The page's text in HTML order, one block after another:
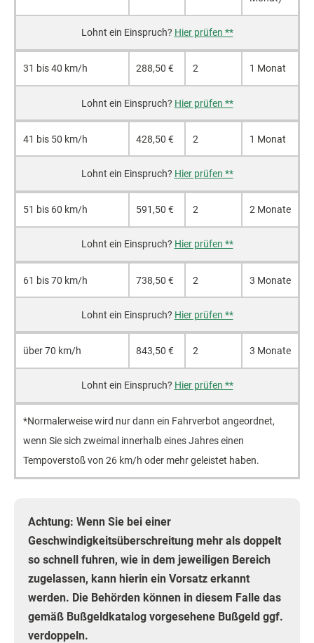
Hier prüfen **
31 bis 40 km/h 288,50 € 2 1 Monat
Hier prüfen **
41 bis 50 km/h 428,50 € 2 1 Monat
Hier prüfen **
51 bis 60 km/h 591,50 € 2 2 Monate
Hier prüfen **
61 bis 70 km/h 738,50 € 2 3 Monate
Hier prüfen **
über 70 km/h 843,50 € 2 3 Monate
Hier prüfen **
*Normalerweise wird nur dann ein Fahrverbot angeordnet,
wenn Sie sich zweimal innerhalb eines Jahres einen
Tempoverstoß von 26 km/h oder mehr geleistet haben.
Achtung: Wenn Sie bei einer
Geschwindigkeitsüberschreitung mehr als doppelt
so schnell fuhren, wie in dem jeweiligen Bereich
zugelassen, kann hierin ein Vorsatz erkannt
werden. Die Behörden können in diesem Falle das
gemäß Bußgeldkatalog vorgesehene Bußgeld ggf.
verdoppeln.